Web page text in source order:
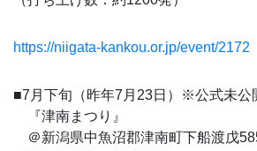
https://niigata-kankou.or.jp/event/2172
■7月下旬（昨年7月23日）※公式未公
『津南まつり』
＠新潟県中魚沼郡津南町下船渡戊